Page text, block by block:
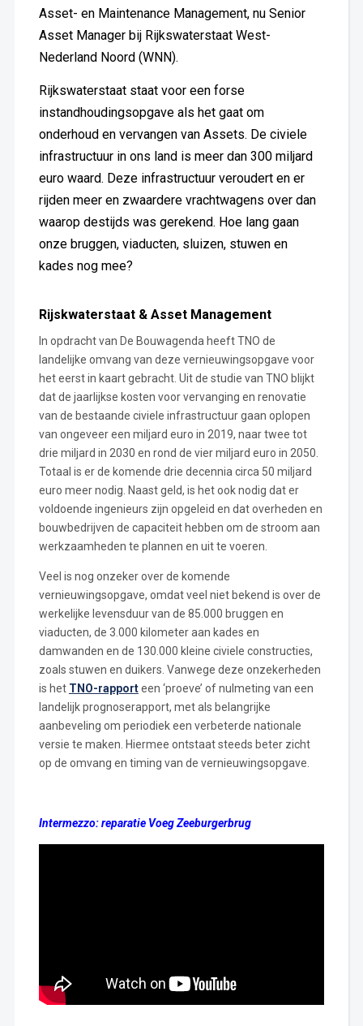
Asset- en Maintenance Management, nu Senior
Asset Manager bij Rijkswaterstaat West-
Nederland Noord (WNN).
Rijkswaterstaat staat voor een forse
instandhoudingsopgave als het gaat om
onderhoud en vervangen van Assets. De civiele
infrastructuur in ons land is meer dan 300 miljard
euro waard. Deze infrastructuur veroudert en er
rijden meer en zwaardere vrachtwagens over dan
waarop destijds was gerekend. Hoe lang gaan
onze bruggen, viaducten, sluizen, stuwen en
kades nog mee?
Rijskwaterstaat & Asset Management
In opdracht van De Bouwagenda heeft TNO de
landelijke omvang van deze vernieuwingsopgave voor
het eerst in kaart gebracht. Uit de studie van TNO blijkt
dat de jaarlijkse kosten voor vervanging en renovatie
van de bestaande civiele infrastructuur gaan oplopen
van ongeveer een miljard euro in 2019, naar twee tot
drie miljard in 2030 en rond de vier miljard euro in 2050.
Totaal is er de komende drie decennia circa 50 miljard
euro meer nodig. Naast geld, is het ook nodig dat er
voldoende ingenieurs zijn opgeleid en dat overheden en
bouwbedrijven de capaciteit hebben om de stroom aan
werkzaamheden te plannen en uit te voeren.
Veel is nog onzeker over de komende
vernieuwingsopgave, omdat veel niet bekend is over de
werkelijke levensduur van de 85.000 bruggen en
viaducten, de 3.000 kilometer aan kades en
damwanden en de 130.000 kleine civiele constructies,
zoals stuwen en duikers. Vanwege deze onzekerheden
is het TNO-rapporteen ‘proeve’ of nulmeting van een
landelijk prognoserapport, met als belangrijke
aanbeveling om periodiek een verbeterde nationale
versie te maken. Hiermee ontstaat steeds beter zicht
op de omvang en timing van de vernieuwingsopgave.
Intermezzo: reparatie Voeg Zeeburgerbrug